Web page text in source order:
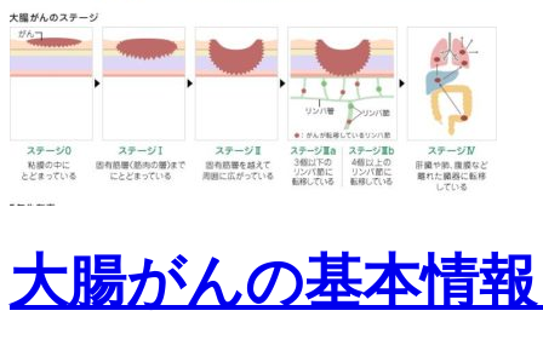
大腸がんの基本情